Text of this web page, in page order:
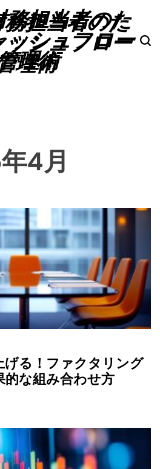
務担当者のた
ッシュフロー
理術
4月
げる！ファクタリング
的な組み合わせ方